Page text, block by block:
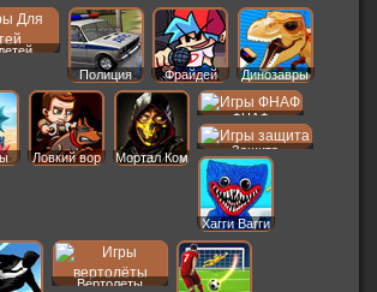
Полиция
Фрайдей Динозавры
Ловкий вор Мортал Ком
ФНАФ
Защита
Хагги Вагги
Вертолеты